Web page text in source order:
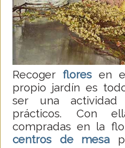
Recogerflores en
propio jardín es
ser una actividad
prácticos. Con
compradas en la
centros de mesa